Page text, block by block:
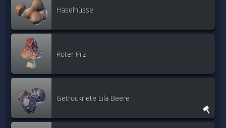
Haselnüsse
Roter Pilz
Getrocknete Lila Beere